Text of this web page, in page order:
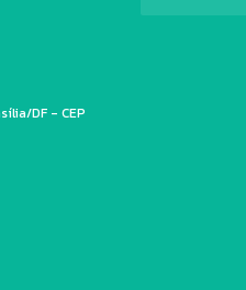
DF - CEP